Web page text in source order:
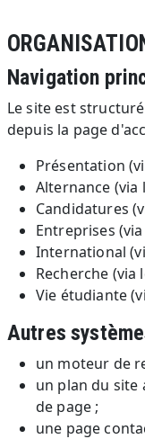
Navigation
Le site est
depuis la page
Présentation
Alternance (via
Candidatures
Entreprises
International
Recherche (via
Vie étudiante
Autres
un moteur de
un plan du site
de page ;
une page